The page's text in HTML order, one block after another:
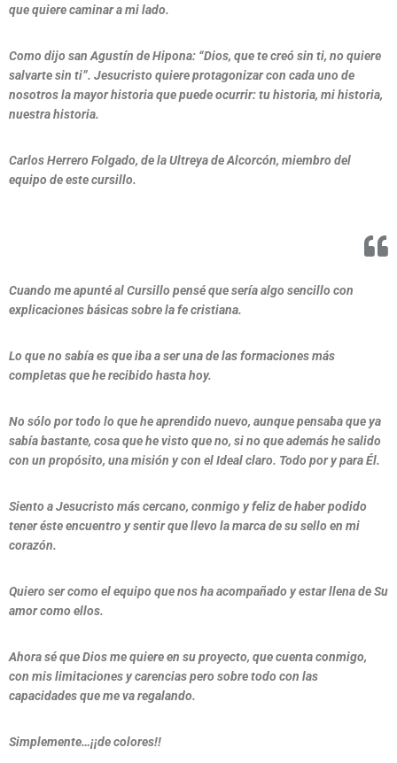
que quiere caminar a mi lado.
Como dijo san Agustín de Hipona: “Dios, que te creó sin ti, no quiere
salvarte sin ti”. Jesucristo quiere protagonizar con cada uno de
nosotros la mayor historia que puede ocurrir: tu historia, mi historia,
nuestra historia.
Carlos Herrero Folgado, de la Ultreya de Alcorcón, miembro del
equipo de este cursillo.
Cuando me apunté al Cursillo pensé que sería algo sencillo con
explicaciones básicas sobre la fe cristiana.
Lo que no sabía es que iba a ser una de las formaciones más
completas que he recibido hasta hoy.
No sólo por todo lo que he aprendido nuevo, aunque pensaba que ya
sabía bastante, cosa que he visto que no, si no que además he salido
con un propósito, una misión y con el Ideal claro. Todo por y para Él.
Siento a Jesucristo más cercano, conmigo y feliz de haber podido
tener éste encuentro y sentir que llevo la marca de su sello en mi
corazón.
Quiero ser como el equipo que nos ha acompañado y estar llena de Su
amor como ellos.
Ahora sé que Dios me quiere en su proyecto, que cuenta conmigo,
con mis limitaciones y carencias pero sobre todo con las
capacidades que me va regalando.
Simplemente…¡¡de colores!!